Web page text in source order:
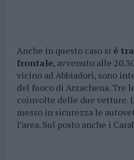
Anche in questo caso si è
frontale, avvenuto alle
vicino ad Abbiadori, sono
del fuoco di Arzachena. Tre
coinvolte delle due vetture.
messo in sicurezza le
l’area. Sul posto anche i